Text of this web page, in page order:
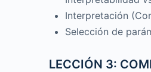
Interpretación
Selección de
LECCIÓN 3: